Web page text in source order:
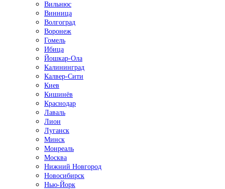
Вильнюс
Винница
Волгоград
Воронеж
Гомель
Ибица
Йошкар-Ола
Калининград
Калвер-Сити
Киев
Кишинёв
Краснодар
Лаваль
Лион
Луганск
Минск
Монреаль
Москва
Нижний Новгород
Новосибирск
Нью-Йорк